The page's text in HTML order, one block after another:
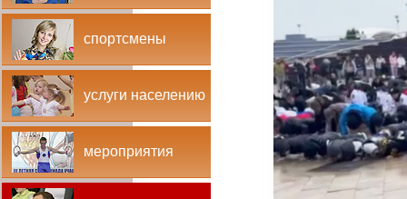
спортсмены
услуги населению
мероприятия